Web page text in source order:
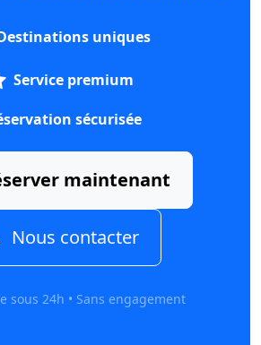
uniques
Service premium
sécurisée
maintenant
Nous contacter
sous 24h • Sans engagement